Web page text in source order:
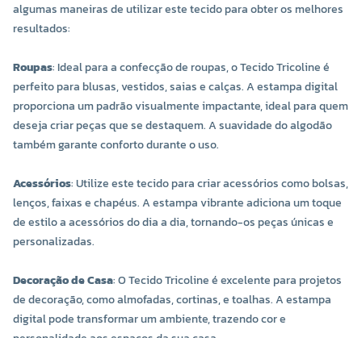
algumas maneiras de utilizar este tecido para obter os melhores
resultados:
Roupas: Ideal para a confecção de roupas, o Tecido Tricoline é
perfeito para blusas, vestidos, saias e calças. A estampa digital
proporciona um padrão visualmente impactante, ideal para quem
deseja criar peças que se destaquem. A suavidade do algodão
também garante conforto durante o uso.
Acessórios: Utilize este tecido para criar acessórios como bolsas,
lenços, faixas e chapéus. A estampa vibrante adiciona um toque
de estilo a acessórios do dia a dia, tornando-os peças únicas e
personalizadas.
Decoração de Casa: O Tecido Tricoline é excelente para projetos
de decoração, como almofadas, cortinas, e toalhas. A estampa
digital pode transformar um ambiente, trazendo cor e